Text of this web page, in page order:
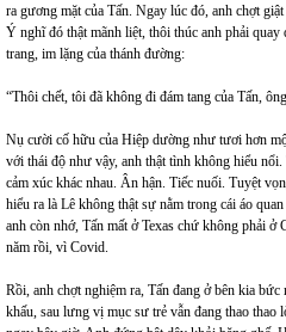
ra gương mặt của Tấn. Ngay lúc đó, anh chợt
Ý nghĩ đó thật mãnh liệt, thôi thúc anh phải
trang, im lặng của thánh đường:
“Thôi chết, tôi đã không đi đám tang của Tấn,
Nụ cười cố hữu của Hiệp dường như tươi hơn
với thái độ như vậy, anh thật tình không hiểu
cảm xúc khác nhau. Ân hận. Tiếc nuối. Tuyệt
hiểu ra là Lê không thật sự nằm trong cái áo
anh còn nhớ, Tấn mất ở Texas chứ không phải ở
năm rồi, vì Covid.
Rồi, anh chợt nghiệm ra, Tấn đang ở bên kia
khấu, sau lưng vị mục sư trẻ vẫn đang thao thao